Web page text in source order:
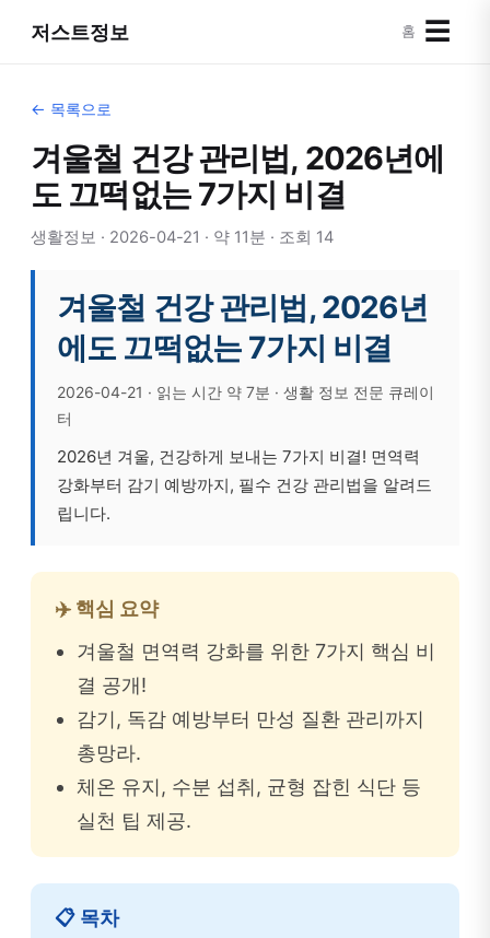
저스트정보 홈 ☰
← 목록으로
겨울철 건강 관리법, 2026년에
도 끄떡없는 7가지 비결
생활정보 · 2026-04-21 · 약 11분 · 조회 14
겨울철 건강 관리법, 2026년
에도 끄떡없는 7가지 비결
2026-04-21 · 읽는 시간 약 7분 · 생활 정보 전문 큐레이
터
2026년 겨울, 건강하게 보내는 7가지 비결! 면역력
강화부터 감기 예방까지, 필수 건강 관리법을 알려드
립니다.
✈️ 핵심 요약
겨울철 면역력 강화를 위한 7가지 핵심 비
결 공개!
감기, 독감 예방부터 만성 질환 관리까지
총망라.
체온 유지, 수분 섭취, 균형 잡힌 식단 등
실천 팁 제공.
📋 목차